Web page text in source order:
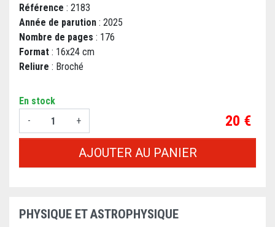
Référence : 2183
Année de parution : 2025
Nombre de pages : 176
Format : 16x24 cm
Reliure : Broché
En stock
-
+ Prix
20 €
AJOUTER AU PANIER
PHYSIQUE ET ASTROPHYSIQUE